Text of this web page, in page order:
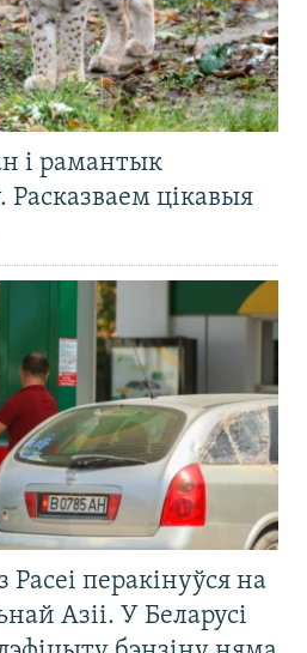
і рамантык
Расказваем цікавыя
Расеі перакінуўся на
Азіі. У Беларусі